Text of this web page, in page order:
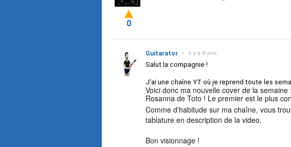
0
Guitarator • il y a 8 ans
Salut la compagnie !
J'ai une chaîne YT où je reprend toute les
Voici donc ma nouvelle cover de la
Rosanna de Toto ! Le premier est le plus
Comme d'habitude sur ma chaîne, vous
tablature en description de la video.
Bon visionnage !